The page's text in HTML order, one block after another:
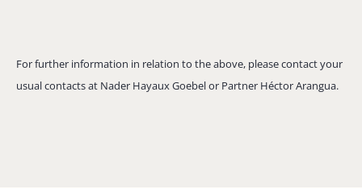
For further information in relation to the above, please contact your
usual contacts at Nader Hayaux Goebel or Partner Héctor Arangua.